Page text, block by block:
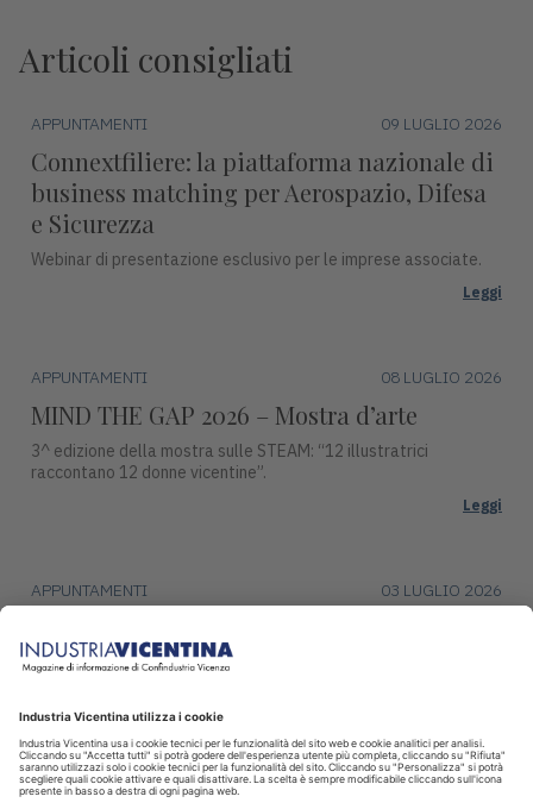
Articoli consigliati
APPUNTAMENTI 09 LUGLIO 2026
Connextfiliere: la piattaforma nazionale di
business matching per Aerospazio, Difesa
e Sicurezza
Webinar di presentazione esclusivo per le imprese associate.
Leggi
APPUNTAMENTI 08 LUGLIO 2026
MIND THE GAP 2026 – Mostra d’arte
3^ edizione della mostra sulle STEAM: “12 illustratrici
raccontano 12 donne vicentine”.
Leggi
APPUNTAMENTI 03 LUGLIO 2026
Mercoledì 15 luglio, alle ore 17:30, Piazza Duomo ad Asiago
Premio Campiello.
Leggi